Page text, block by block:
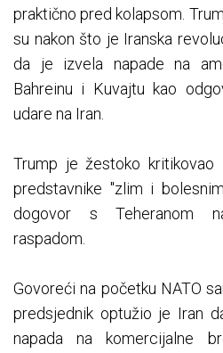
praktično pred kolapsom.
su nakon što je Iranska
da je izvela napade na
Bahreinu i Kuvajtu kao
udare na Iran.
Trump je žestoko kritikovao
predstavnike "zlim i
dogovor s Teheranom
raspadom.
Govoreći na početku NATO
predsjednik optužio je Iran
napada na komercijalne